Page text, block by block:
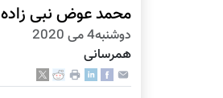
محمد عوض نبی زاده
دوشنبه4 می 2020
همرسانی